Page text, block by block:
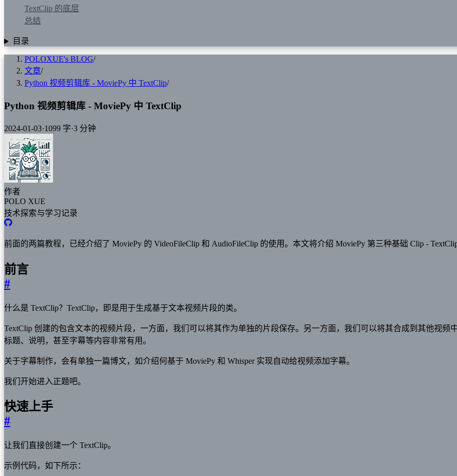
TextClip 的底层
总结
目录
POLOXUE's BLOG/
文章/
Python 视频剪辑库 - MoviePy 中 TextClip/
Python 视频剪辑库 - MoviePy 中 TextClip
2024-01-03·1099 字·3 分钟
作者
POLO XUE
技术探索与学习记录
前面的两篇教程，已经介绍了 MoviePy 的 VideoFileClip 和 AudioFileClip 的使用。本文将介绍 MoviePy 第三种基础 Clip -
前言
#
什么是 TextClip？TextClip，即是用于生成基于文本视频片段的类。
TextClip 创建的包含文本的视频片段，一方面，我们可以将其作为单独的片段保存。另一方面，我们可以将其合成到其他视频
标题、说明，甚至字幕等内容非常有用。
关于字幕制作，会有单独一篇博文，如介绍何基于 MoviePy 和 Whisper 实现自动给视频添加字幕。
我们开始进入正题吧。
快速上手
#
让我们直接创建一个 TextClip。
示例代码，如下所示：